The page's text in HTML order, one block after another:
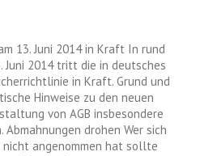
13. Juni 2014 in Kraft In rund
Juni 2014 tritt die in deutsches
in Kraft. Grund und
Hinweise zu den neuen
von AGB insbesondere
drohen Wer sich
angenommen hat sollte